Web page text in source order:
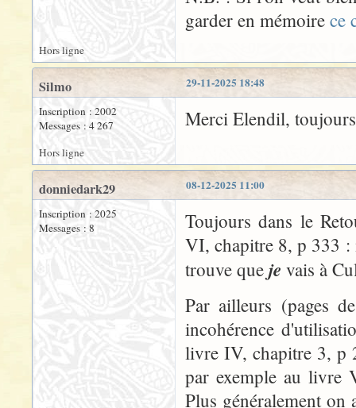
garder en mémoire ce
Hors ligne
29-11-2025 18:48
Silmo
Inscription : 2002
Messages : 4 267
Merci Elendil,
Hors ligne
08-12-2025 11:00
donniedark29
Inscription : 2025
Messages : 8
Toujours dans le
VI, chapitre 8, p 333 :
trouve que je vais à
Par ailleurs (pages
incohérence
livre IV, chapitre 3, p
par exemple au livre
Plus généralement